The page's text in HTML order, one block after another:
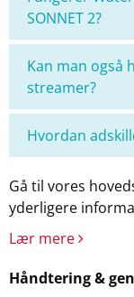
SONNET 2?
Kan man også
streamer?
Hvordan
Gå til vores
yderligere
Lær mere
Håndtering &